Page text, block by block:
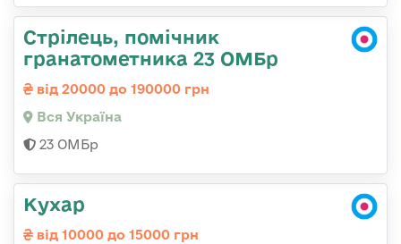
Стрілець, помічник
гранатометника 23 ОМБр
від 20000 до 190000 грн
Вся Україна
23 ОМБр
Кухар
від 10000 до 15000 грн